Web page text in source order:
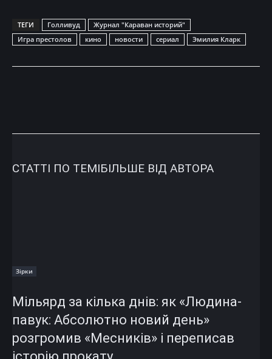
ТЕГИ Голливуд
Журнал "Караван историй"
Игра престолов
кино новости сериал Эмилия Кларк
СТАТТІ ПО ТЕМІБІЛЬШЕ ВІД АВТОРА
Зірки
Мільярд за кілька днів: як «Людина-
павук: Абсолютно новий день»
розгромив «Месників» і переписав